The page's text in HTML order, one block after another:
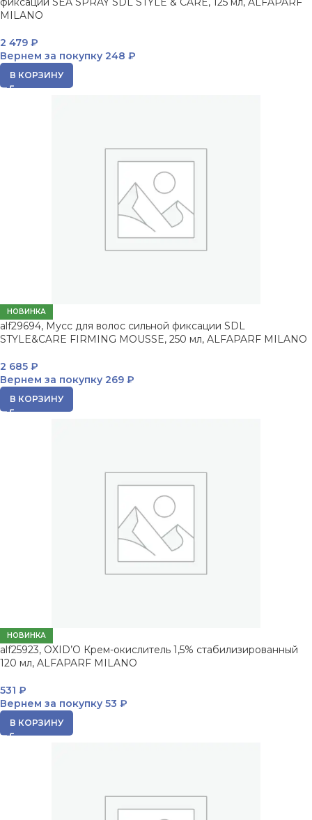
MILANO
2 479 ₽
Вернем за покупку 248 ₽
В КОРЗИНУ
НОВИНКА
alf29694, Мусс для волос сильной фиксации SDL
STYLE&CARE FIRMING MOUSSE, 250 мл, ALFAPARF MILANO
2 685 ₽
Вернем за покупку 269 ₽
В КОРЗИНУ
НОВИНКА
alf25923, OXID’O Крем-окислитель 1,5% стабилизированный
120 мл, ALFAPARF MILANO
531 ₽
Вернем за покупку 53 ₽
В КОРЗИНУ